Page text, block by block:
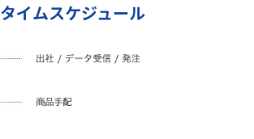
タイムスケジュール